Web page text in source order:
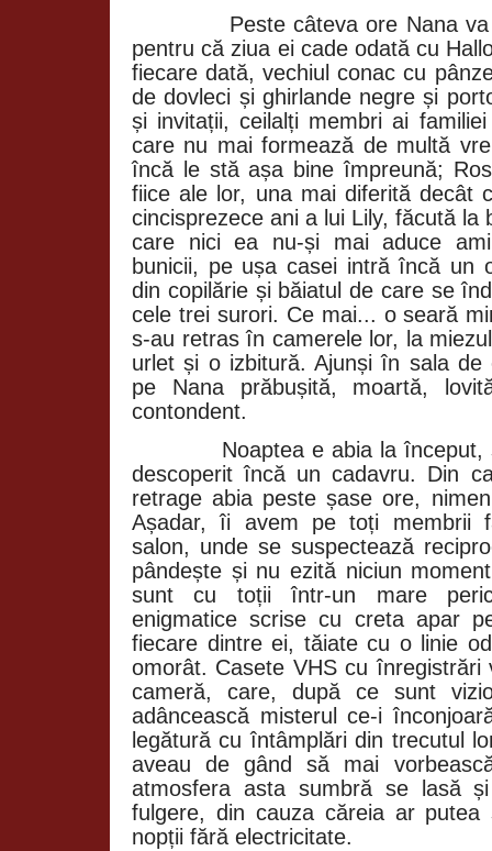
Peste câteva ore Nana
pentru că ziua ei cade odată cu
fiecare dată, vechiul conac cu
de dovleci și ghirlande negre și
și invitații, ceilalți membri ai
care nu mai formează de multă
încă le stă așa bine împreună;
fiice ale lor, una mai diferită decât
cincisprezece ani a lui Lily, făcută la
care nici ea nu-și mai aduce
bunicii, pe ușa casei intră încă un
din copilărie și băiatul de care se
cele trei surori. Ce mai... o seară
s-au retras în camerele lor, la
urlet și o izbitură. Ajunși în sala de
pe Nana prăbușită, moartă,
contondent.
Noaptea e abia la
descoperit încă un cadavru. Din
retrage abia peste șase ore,
Așadar, îi avem pe toți membrii
salon, unde se suspectează
pândește și nu ezită niciun
sunt cu toții într-un mare
enigmatice scrise cu creta apar
fiecare dintre ei, tăiate cu o linie
omorât. Casete VHS cu înregistrări
cameră, care, după ce sunt
adâncească misterul ce-i
legătură cu întâmplări din trecutul
aveau de gând să mai
atmosfera asta sumbră se lasă
fulgere, din cauza căreia ar putea
nopții fără electricitate.